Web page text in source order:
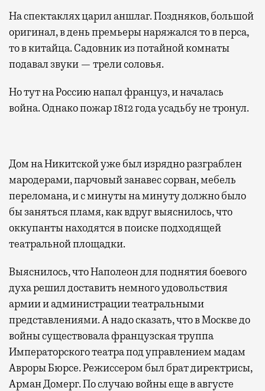
На спектаклях царил аншлаг. Поздняков, большой
оригинал, в день премьеры наряжался то в перса,
то в китайца. Садовник из потайной комнаты
подавал звуки — трели соловья.
Но тут на Россию напал француз, и началась
война. Однако пожар 1812 года усадьбу не тронул.
Дом на Никитской уже был изрядно разграблен
мародерами, парчовый занавес сорван, мебель
переломана, и с минуты на минуту должно было
бы заняться пламя, как вдруг выяснилось, что
оккупанты находятся в поиске подходящей
театральной площадки.
Выяснилось, что Наполеон для поднятия боевого
духа решил доставить немного удовольствия
армии и администрации театральными
представлениями. А надо сказать, что в Москве до
войны существовала французская труппа
Императорского театра под управлением мадам
Авроры Бюрсе. Режиссером был брат директрисы,
Арман Домерг. По случаю войны еще в августе